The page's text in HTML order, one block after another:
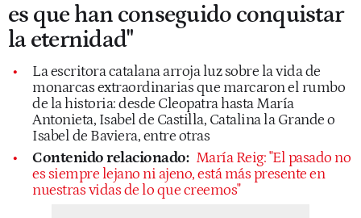
es que han conseguido conquistar
la eternidad"
La escritora catalana arroja luz sobre la vida de
monarcas extraordinarias que marcaron el rumbo
de la historia: desde Cleopatra hasta María
Antonieta, Isabel de Castilla, Catalina la Grande o
Isabel de Baviera, entre otras
Contenido relacionado: María Reig: "El pasado no
es siempre lejano ni ajeno, está más presente en
nuestras vidas de lo que creemos"